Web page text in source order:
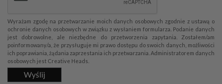
Wyrażam zgodę na przetwarzanie moich danych osobowych zgodnie z ustawą o
ochronie danych osobowych w związku z wysłaniem formularza. Podanie danych
jest dobrowolne, ale niezbędne do przetworzenia zapytania. Zostałem/am
poinformowany/a, że przysługuje mi prawo dostępu do swoich danych, możliwości
ich poprawiania, żądania zaprzestania ich przetwarzania. Administratorem danych
osobowych jest Creative Heads.
Wyślij